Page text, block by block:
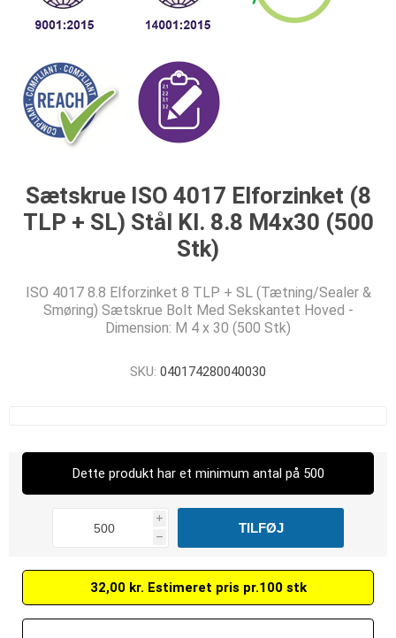
Sætskrue ISO 4017 Elforzinket (8
TLP + SL) Stål Kl. 8.8 M4x30 (500
Stk)
ISO 4017 8.8 Elforzinket 8 TLP + SL (Tætning/Sealer &
Smøring) Sætskrue Bolt Med Sekskantet Hoved -
Dimension: M 4 x 30 (500 Stk)
SKU: 040174280040030
Dette produkt har et minimum antal på 500
i
h
32,00 kr. Estimeret pris pr.100 stk